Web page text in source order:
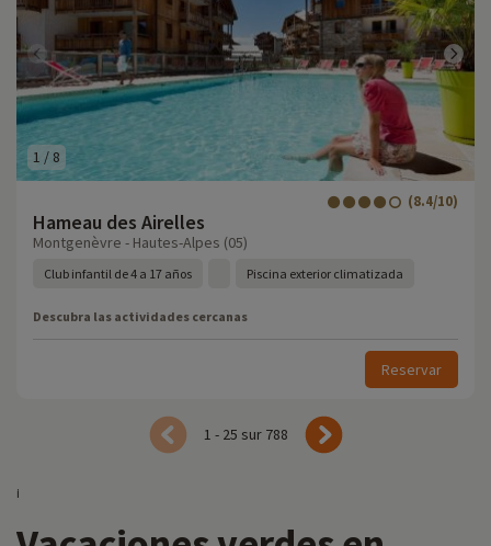
1 / 8
Hameau des Airelles
(8.4/10)
Montgenèvre - Hautes-Alpes (05)
Club infantil de 4 a 17 años Piscina exterior climatizada
Descubra las actividades cercanas
Reservar
1 - 25 sur 788
¡